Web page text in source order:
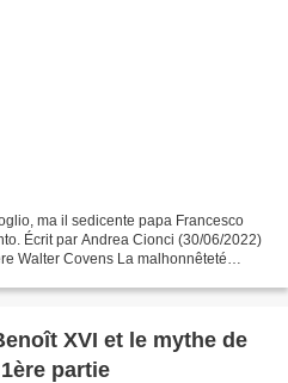
ma il sedicente papa Francesco
Écrit par Andrea Cionci (30/06/2022)
Walter Covens La malhonnêteté
XVI et le mythe de
partie